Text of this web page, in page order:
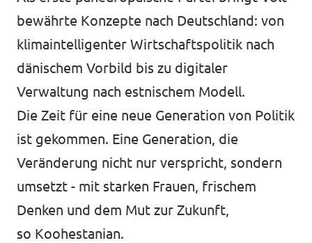
bewährte Konzepte nach Deutschland: von
klimaintelligenter Wirtschaftspolitik nach
dänischem Vorbild bis zu digitaler
Verwaltung nach estnischem Modell.
Die Zeit für eine neue Generation von Politik
ist gekommen. Eine Generation, die
Veränderung nicht nur verspricht, sondern
umsetzt - mit starken Frauen, frischem
Denken und dem Mut zur Zukunft,
so Koohestanian.